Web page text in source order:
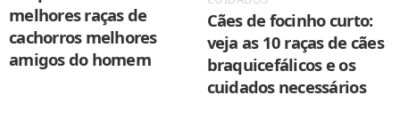
melhores raças de
cachorros melhores
amigos do homem
Cães de focinho curto:
veja as 10 raças de cães
braquicefálicos e os
cuidados necessários